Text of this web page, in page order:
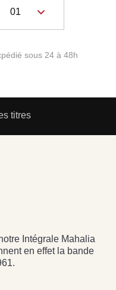
sous 24 à 48h
titres
Intégrale Mahalia
en effet la bande